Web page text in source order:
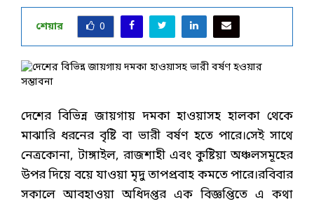
শেয়ার 0
দেশের বিভিন্ন জায়গায় দমকা হাওয়াসহ হালকা থেকে
মাঝারি ধরনের বৃষ্টি বা ভারী বর্ষণ হতে পারে।সেই সাথে
নেত্রকোনা, টাঙ্গাইল, রাজশাহী এবং কুষ্টিয়া অঞ্চলসমূহের
উপর দিয়ে বয়ে যাওয়া মৃদু তাপপ্রবাহ কমতে পারে।রবিবার
সকালে আবহাওয়া অধিদপ্তর এক বিজ্ঞপ্তিতে এ কথা